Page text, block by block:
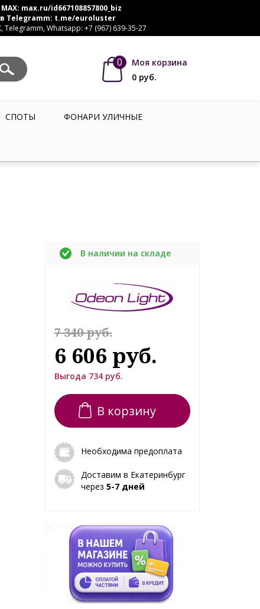
max.ru/id667108857800_biz
Telegramm: t.me/euroluster
Whatsapp: +7 (967) 639-35-27
0
Моя корзина
0 руб.
СПОТЫ ФОНАРИ УЛИЧНЫЕ
В наличии на складе
7 340 руб.
6 606 руб.
Выгода 734 руб.
В корзину
Необходима предоплата
Доставим в Екатеринбург
через 5-7 дней